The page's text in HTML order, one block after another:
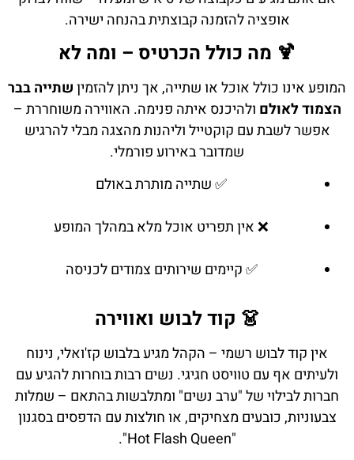
אופציה להזמנה קבוצתית בהנחה ישירה.
🍹 מה כולל הכרטיס – ומה לא
המופע אינו כולל אוכל או שתייה, אך ניתן להזמיןשתייה בבר
הצמוד לאולם ולהיכנס איתה פנימה. האווירה משוחררת –
אפשר לשבת עם קוקטייל וליהנות מהצגה מבלי להרגיש
שמדובר באירוע פורמלי.
✅ שתייה מותרת באולם
❌ אין תפריט אוכל מלא במהלך המופע
✅ קיימים שירותים צמודים לכניסה
👗 קוד לבוש ואווירה
אין קוד לבוש רשמי – הקהל מגיע בלבוש קז'ואלי, נינוח
ולעיתים אף עם טוויסט חגיגי. נשים רבות בוחרות להגיע עם
חברות לבילוי של "ערב נשים" ומתלבשות בהתאם – שמלות
צבעוניות, כובעים מצחיקים, או חולצות עם הדפסים בסגנון
"Hot Flash Queen".